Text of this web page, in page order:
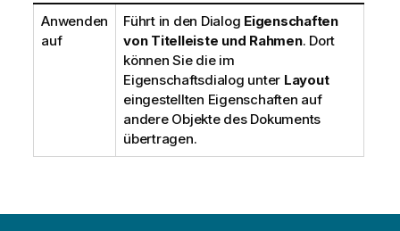
Anwenden
auf
Führt in den Dialog Eigenschaften
von Titelleiste und Rahmen. Dort
können Sie die im
Eigenschaftsdialog unter Layout
eingestellten Eigenschaften auf
andere Objekte des Dokuments
übertragen.